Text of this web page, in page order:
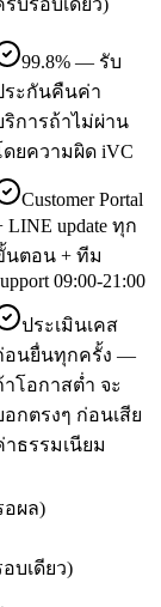
99.8% — รับ
ระกันคืนค่า
ริการถ้าไม่ผ่าน
ดยความผิด iVC
Customer Portal
LINE update ทุก
นตอน + ทีม
09:00-21:00
ประเมินเคส
อนยื่นทุกครั้ง —
าโอกาสต่ำ จะ
อกตรงๆ ก่อนเสีย
าธรรมเนียม
อผล)
บเดียว)